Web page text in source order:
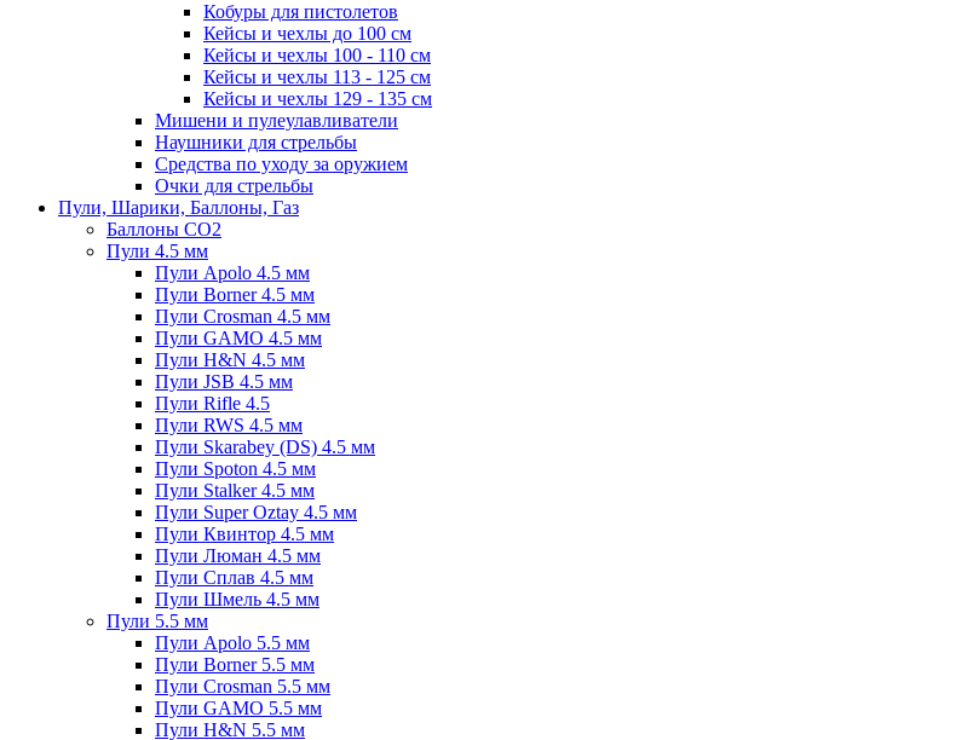
Кобуры для пистолетов
Кейсы и чехлы до 100 см
Кейсы и чехлы 100 - 110 см
Кейсы и чехлы 113 - 125 см
Кейсы и чехлы 129 - 135 см
Мишени и пулеулавливатели
Наушники для стрельбы
Средства по уходу за оружием
Очки для стрельбы
Пули, Шарики, Баллоны, Газ
Баллоны CO2
Пули 4.5 мм
Пули Apolo 4.5 мм
Пули Borner 4.5 мм
Пули Crosman 4.5 мм
Пули GAMO 4.5 мм
Пули H&N 4.5 мм
Пули JSB 4.5 мм
Пули Rifle 4.5
Пули RWS 4.5 мм
Пули Skarabey (DS) 4.5 мм
Пули Spoton 4.5 мм
Пули Stalker 4.5 мм
Пули Super Oztay 4.5 мм
Пули Квинтор 4.5 мм
Пули Люман 4.5 мм
Пули Сплав 4.5 мм
Пули Шмель 4.5 мм
Пули 5.5 мм
Пули Apolo 5.5 мм
Пули Borner 5.5 мм
Пули Crosman 5.5 мм
Пули GAMO 5.5 мм
Пули H&N 5.5 мм